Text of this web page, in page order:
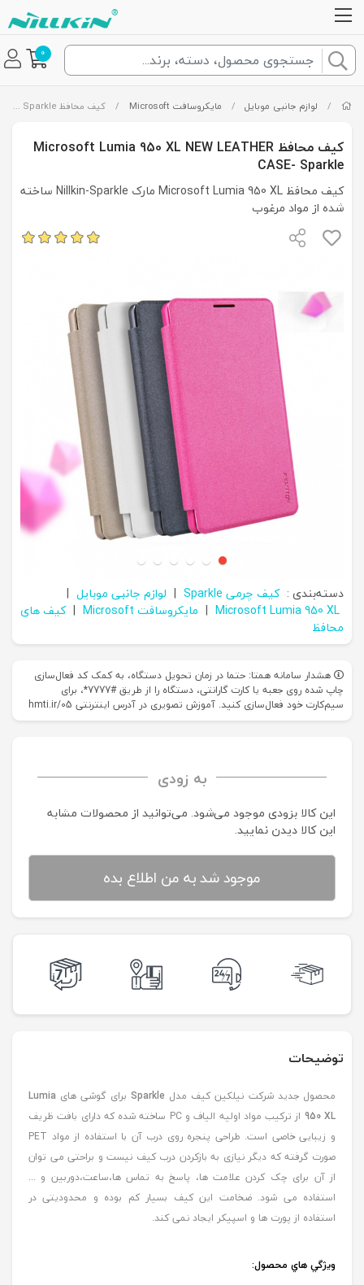
0
/ لوازم جانبی موبایل / مایکروسافت Microsoft / کیف محافظ Microsoft Lumia 950 XL NEW LEATHER CASE- Sparkle
کیف محافظ Microsoft Lumia 950 XL NEW LEATHER
CASE- Sparkle
کیف محافظ Microsoft Lumia 950 XL مارک Nillkin-Sparkle ساخته
شده از مواد مرغوب
دسته‌بندی : کیف چرمی Sparkle | لوازم جانبی موبایل |
Microsoft Lumia 950 XL
| مایکروسافت Microsoft | کیف های
محافظ
هشدار سامانه همتا: حتما در زمان تحویل دستگاه، به کمک کد فعال‌سازی
چاپ شده روی جعبه یا کارت گارانتی، دستگاه را از طریق #7777*، برای
سیم‌کارت خود فعال‌سازی کنید. آموزش تصویری در آدرس اینترنتی hmti.ir/05
به زودی
این کالا بزودی موجود می‌شود. می‌توانید از محصولات مشابه
این کالا دیدن نمایید.
موجود شد به من اطلاع بده
توضیحات
محصول جدید شرکت نیلکین کیف مدل Sparkle برای گوشی های Lumia
950 XL
از ترکیب مواد اولیه الیاف و PC ساخته شده که دارای بافت ظریف
و زیبایی خاصی است. طراحی پنجره روی درب آن با استفاده از مواد PET
صورت گرفته که دیگر نیازی به بازکردن درب کیف نیست و براحتی می توان
از آن برای چک کردن علامت ها، پاسخ به تماس ها،ساعت،دوربین و ...
استفاده می شود. ضخامت این کیف بسیار کم بوده و محدودیتی در
استفاده از پورت ها و اسپیکر ایجاد نمی کند.
ويژگي هاي محصول: